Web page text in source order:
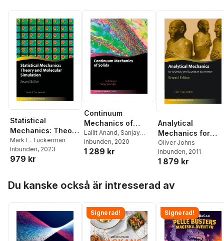
Statistical
Mechanics: Theory
and Molecular
Simulation
Mark E. Tuckerman
Inbunden, 2023
979 kr
Continuum
Mechanics of
Solids
Lallit Anand, Sanjay
Govindjee
Inbunden, 2020
1 289 kr
Analytical
Mechanics for
Relativity and
Quantum
Mechanics
Oliver Johns
Inbunden, 2011
1 879 kr
Du kanske också är intresserad av
Signerad! Signerad!